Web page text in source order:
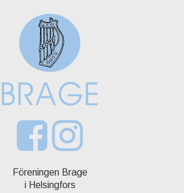
Föreningen Brage
i Helsingfors